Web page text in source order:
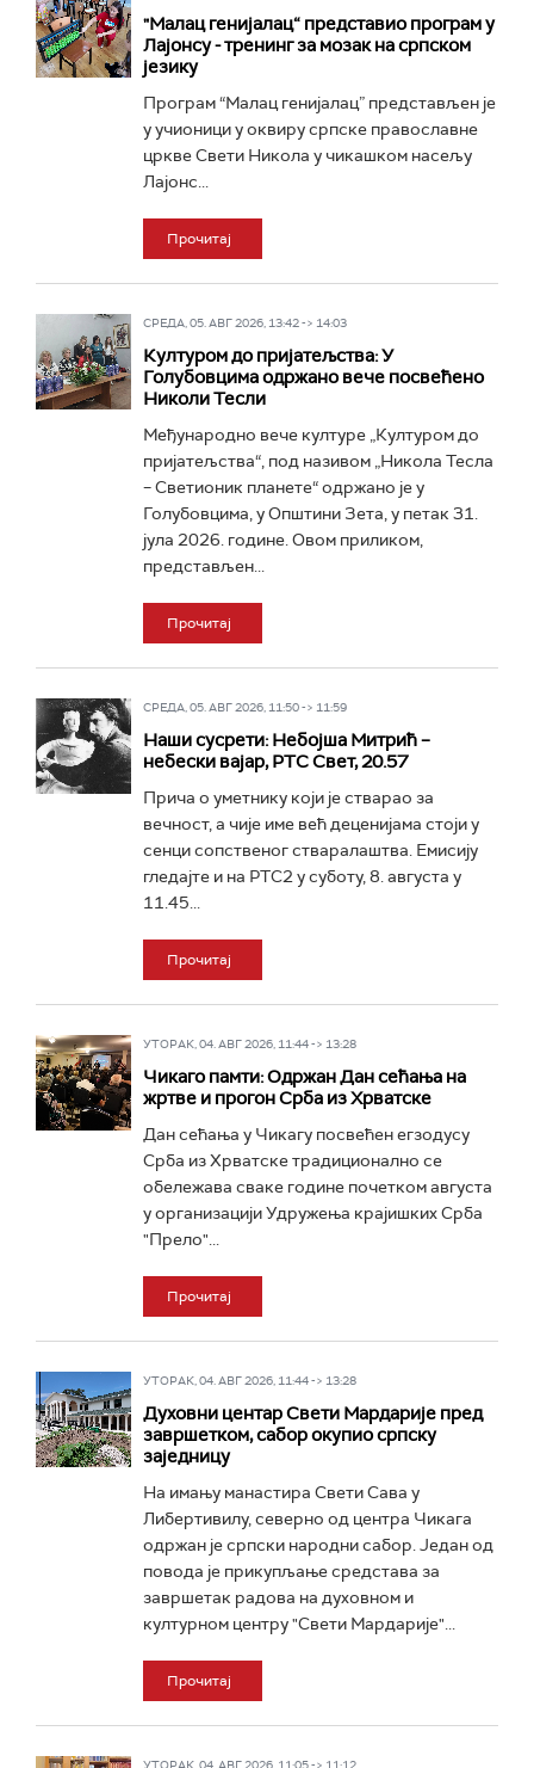
"Малац генијалац“ представио програм у
Лајонсу - тренинг за мозак на српском
језику
Програм “Малац генијалац” представљен је
у учионици у оквиру српске православне
цркве Свети Никола у чикашком насељу
Лајонс...
Прочитај
СРЕДА, 05. АВГ 2026, 13:42 -> 14:03
Културом до пријатељства: У
Голубовцима одржано вече посвећено
Николи Тесли
Међународно вече културе „Културом до
пријатељства“, под називом „Никола Тесла
– Светионик планете“ одржано је у
Голубовцима, у Општини Зета, у петак 31.
јула 2026. године. Овом приликом,
представљен...
Прочитај
СРЕДА, 05. АВГ 2026, 11:50 -> 11:59
Наши сусрети: Небојша Митрић –
небески вајар, РТС Свет, 20.57
Прича о уметнику који је стварао за
вечност, а чије име већ деценијама стоји у
сенци сопственог стваралаштва. Емисију
гледајте и на РТС2 у суботу, 8. августа у
11.45...
Прочитај
УТОРАК, 04. АВГ 2026, 11:44 -> 13:28
Чикаго памти: Одржан Дан сећања на
жртве и прогон Срба из Хрватске
Дан сећања у Чикагу посвећен егзодусу
Срба из Хрватске традиционално се
обележава сваке године почетком августа
у организацији Удружења крајишких Срба
"Прело"...
Прочитај
УТОРАК, 04. АВГ 2026, 11:44 -> 13:28
Духовни центар Свети Мардарије пред
завршетком, сабор окупио српску
заједницу
На имању манастира Свети Сава у
Либертивилу, северно од центра Чикага
одржан је српски народни сабор. Један од
повода је прикупљање средстава за
завршетак радова на духовном и
културном центру "Свети Мардарије"...
Прочитај